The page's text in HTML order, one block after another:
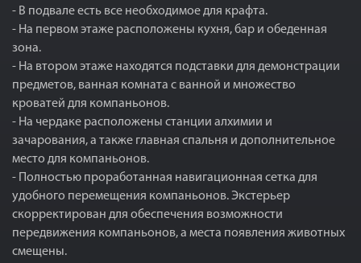
- В подвале есть все необходимое для крафта.
- На первом этаже расположены кухня, бар и обеденная
зона.
- На втором этаже находятся подставки для демонстрации
предметов, ванная комната с ванной и множество
кроватей для компаньонов.
- На чердаке расположены станции алхимии и
зачарования, а также главная спальня и дополнительное
место для компаньонов.
- Полностью проработанная навигационная сетка для
удобного перемещения компаньонов. Экстерьер
скорректирован для обеспечения возможности
передвижения компаньонов, а места появления животных
смещены.